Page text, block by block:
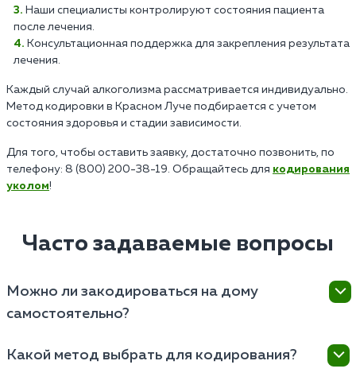
Наши специалисты контролируют состояния пациента
после лечения.
Консультационная поддержка для закрепления результата
лечения.
Каждый случай алкоголизма рассматривается индивидуально.
Метод кодировки в Красном Луче подбирается с учетом
состояния здоровья и стадии зависимости.
Для того, чтобы оставить заявку, достаточно позвонить, по
телефону: 8 (800) 200-38-19. Обращайтесь для кодирования
уколом!
Часто задаваемые вопросы
Можно ли закодироваться на дому
самостоятельно?
и квалифицированного врача. Самостоятельное
Какой метод выбрать для кодирования?